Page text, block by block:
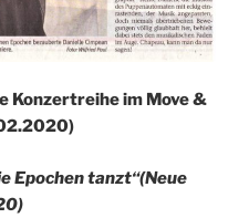
Konzertreihe im Move &
Epochen tanzt“(Neue